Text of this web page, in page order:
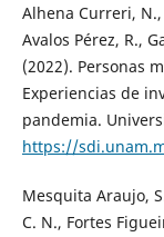
Alhena Curreri, N.,
Avalos Pérez, R.,
(2022). Personas
Experiencias de
pandemia.
https://
Mesquita Araujo,
C. N., Fortes